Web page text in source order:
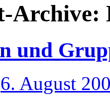
Archive:
und
6. August